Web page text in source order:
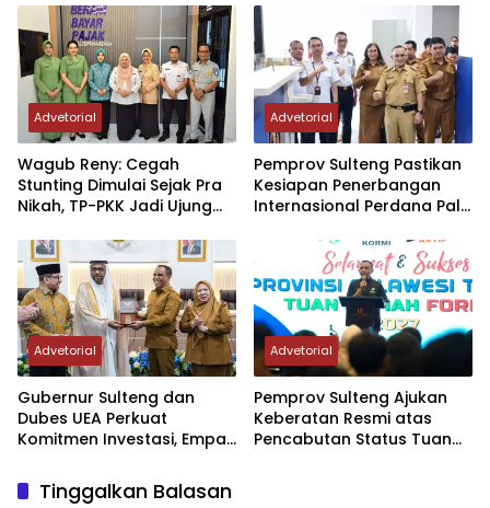
Perdana Internasional
Palu-Guangzhou
Advetorial
Wagub Reny: Cegah
Stunting Dimulai Sejak Pra
Nikah, TP-PKK Jadi Ujung
Advetorial
Pemprov Sulteng Pastikan
Kesiapan Penerbangan
Internasional Perdana Palu
Advetorial
Gubernur Sulteng dan
Dubes UEA Perkuat
Komitmen Investasi, Empat
Advetorial
Pemprov Sulteng Ajukan
Keberatan Resmi atas
Pencabutan Status Tuan
Tinggalkan Balasan